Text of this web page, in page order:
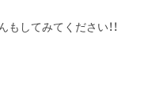
してみてください！！